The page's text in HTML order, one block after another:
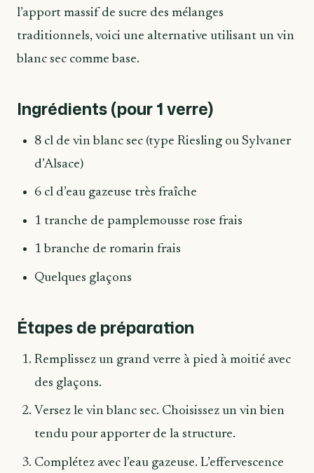
l’apport massif de sucre des mélanges
traditionnels, voici une alternative utilisant un vin
blanc sec comme base.
Ingrédients (pour 1 verre)
8 cl de vin blanc sec (type Riesling ou Sylvaner
d’Alsace)
6 cl d’eau gazeuse très fraîche
1 tranche de pamplemousse rose frais
1 branche de romarin frais
Quelques glaçons
Étapes de préparation
Remplissez un grand verre à pied à moitié avec
des glaçons.
Versez le vin blanc sec. Choisissez un vin bien
tendu pour apporter de la structure.
Complétez avec l’eau gazeuse. L’effervescence